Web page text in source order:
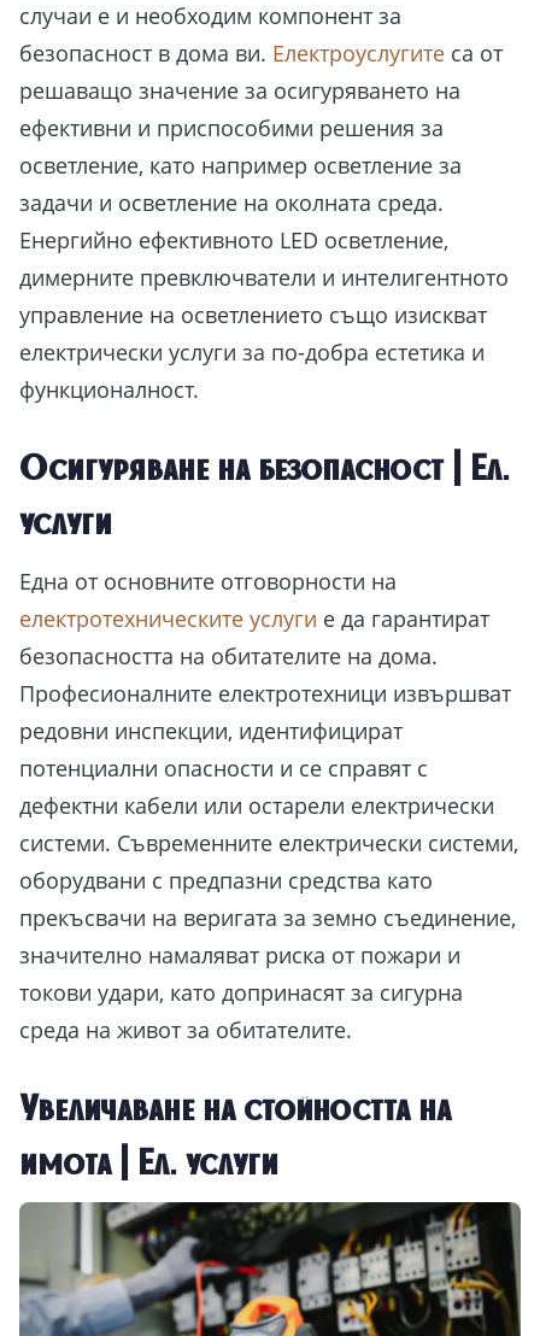
случаи е и необходим компонент за
безопасност в дома ви. Електроуслугите са от
решаващо значение за осигуряването на
ефективни и приспособими решения за
осветление, като например осветление за
задачи и осветление на околната среда.
Енергийно ефективното LED осветление,
димерните превключватели и интелигентното
управление на осветлението също изискват
електрически услуги за по-добра естетика и
функционалност.
Осигуряване на безопасност | Ел.
услуги
Една от основните отговорности на
електротехническите услуги е да гарантират
безопасността на обитателите на дома.
Професионалните електротехници извършват
редовни инспекции, идентифицират
потенциални опасности и се справят с
дефектни кабели или остарели електрически
системи. Съвременните електрически системи,
оборудвани с предпазни средства като
прекъсвачи на веригата за земно съединение,
значително намаляват риска от пожари и
токови удари, като допринасят за сигурна
среда на живот за обитателите.
Увеличаване на стойността на
имота | Ел. услуги